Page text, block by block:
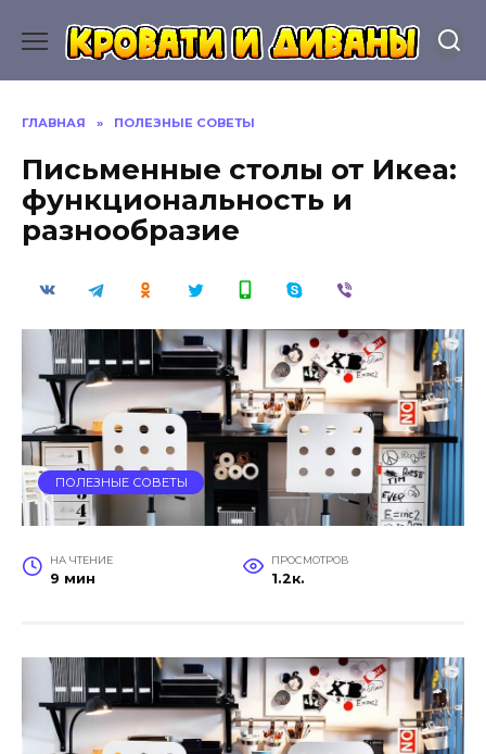
содержанию
ГЛАВНАЯ » ПОЛЕЗНЫЕ СОВЕТЫ
Письменные столы от Икеа:
функциональность и
разнообразие
ПОЛЕЗНЫЕ СОВЕТЫ
НА ЧТЕНИЕ
9 мин
ПРОСМОТРОВ
1.2к.